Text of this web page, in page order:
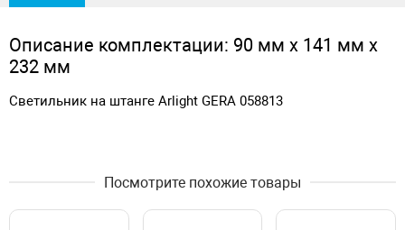
Описание комплектации: 90 мм х 141 мм х
232 мм
Светильник на штанге Arlight GERA 058813
Посмотрите похожие товары